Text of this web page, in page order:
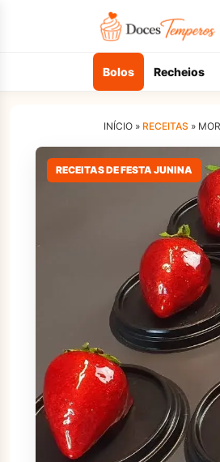
Bolos Recheios
INÍCIO » RECEITAS »
RECEITAS DE FESTA JUNINA